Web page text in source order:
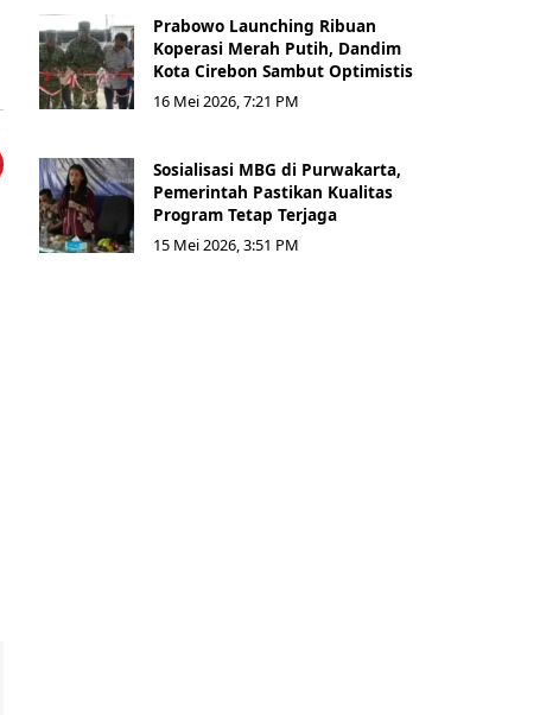
Prabowo Launching Ribuan
Koperasi Merah Putih, Dandim
Kota Cirebon Sambut Optimistis
16 Mei 2026, 7:21 PM
Sosialisasi MBG di Purwakarta,
Pemerintah Pastikan Kualitas
Program Tetap Terjaga
15 Mei 2026, 3:51 PM